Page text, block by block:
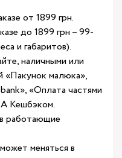
от 1899 грн.
до 1899 грн – 99-
и габаритов).
наличными или
«Пакунок малюка»,
«Оплата частями
Кешбэком.
работающие
меняться в